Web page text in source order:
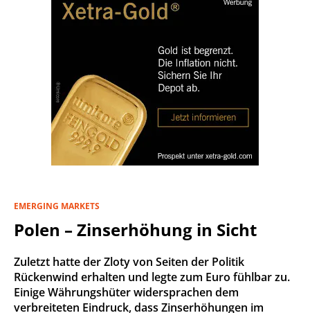
EMERGING MARKETS
Polen – Zinserhöhung in Sicht
Zuletzt hatte der Zloty von Seiten der Politik
Rückenwind erhalten und legte zum Euro fühlbar zu.
Einige Währungshüter widersprachen dem
verbreiteten Eindruck, dass Zinserhöhungen im